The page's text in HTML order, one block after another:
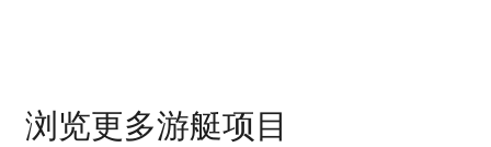
浏览更多游艇项目